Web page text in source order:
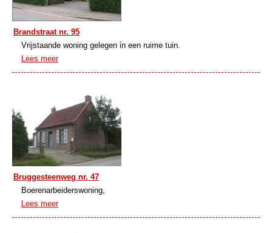
Brandstraat nr. 95
Vrijstaande woning gelegen in een ruime tuin.
Lees meer
Bruggesteenweg nr. 47
Boerenarbeiderswoning,
Lees meer